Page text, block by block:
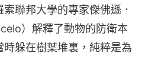
聯邦大學的專家傑佛遜．
）解釋了動物的防衛本
躲在樹葉堆裏，純粹是為